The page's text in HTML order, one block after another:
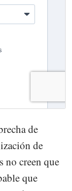
de
de
no creen que
que